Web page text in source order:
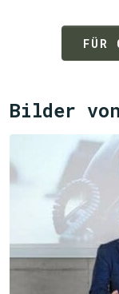
FÜR
Bilder